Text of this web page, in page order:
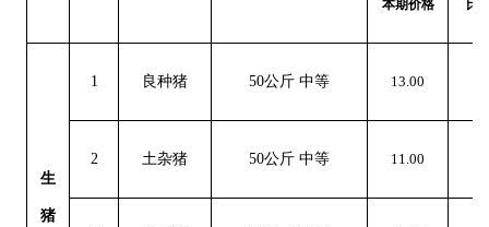
本期价格 比
生
猪
1 良种猪 50公斤 中等 13.00
2 土杂猪 50公斤 中等 11.00